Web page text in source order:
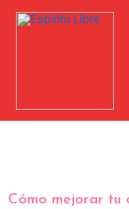
Cómo mejorar tu